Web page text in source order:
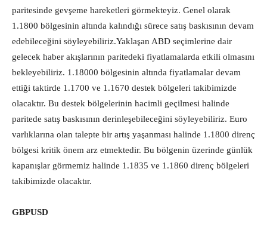
paritesinde gevşeme hareketleri görmekteyiz. Genel olarak
1.1800 bölgesinin altında kalındığı sürece satış baskısının devam
edebileceğini söyleyebiliriz.Yaklaşan ABD seçimlerine dair
gelecek haber akışlarının paritedeki fiyatlamalarda etkili olmasını
bekleyebiliriz. 1.18000 bölgesinin altında fiyatlamalar devam
ettiği taktirde 1.1700 ve 1.1670 destek bölgeleri takibimizde
olacaktır. Bu destek bölgelerinin hacimli geçilmesi halinde
paritede satış baskısının derinleşebileceğini söyleyebiliriz. Euro
varlıklarına olan talepte bir artış yaşanması halinde 1.1800 direnç
bölgesi kritik önem arz etmektedir. Bu bölgenin üzerinde günlük
kapanışlar görmemiz halinde 1.1835 ve 1.1860 direnç bölgeleri
takibimizde olacaktır.
GBPUSD